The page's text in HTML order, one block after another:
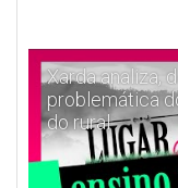
Xarda analiza,
problemática
do rural